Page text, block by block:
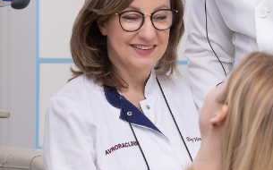
Что такое вторичный кариес? Причины
вторичного кариеса и угроза под пломбой
Вторичный кариес – это коварное
поражение, которое развивается под уже
установленной пломбой. Профессор Давидян
выделил две основные причины его
возникновения: